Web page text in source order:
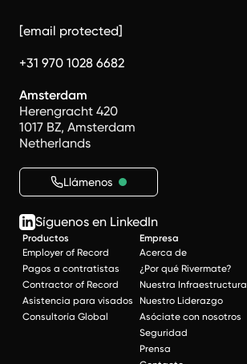
[email protected]
+31 970 1028 6682
Amsterdam
Herengracht 420
1017 BZ, Amsterdam
Netherlands
Llámenos
Síguenos en LinkedIn
Productos
Employer of Record
Pagos a contratistas
Contractor of Record
Asistencia para visados
Consultoría Global
Empresa
Acerca de
¿Por qué Rivermate?
Nuestra Infraestructura
Nuestro Liderazgo
Asóciate con nosotros
Seguridad
Prensa